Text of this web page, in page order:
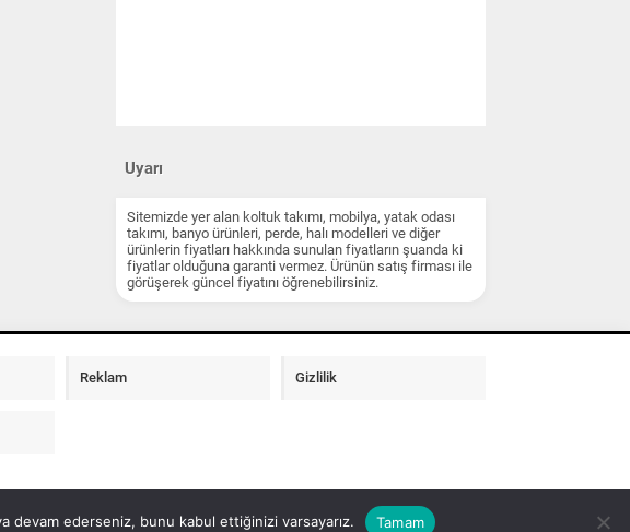
Uyarı
Sitemizde yer alan koltuk takımı, mobilya, yatak odası
takımı, banyo ürünleri, perde, halı modelleri ve diğer
ürünlerin fiyatları hakkında sunulan fiyatların şuanda ki
fiyatlar olduğuna garanti vermez. Ürünün satış firması ile
görüşerek güncel fiyatını öğrenebilirsiniz.
Reklam Gizlilik
devam ederseniz, bunu kabul ettiğinizi varsayarız. Tamam